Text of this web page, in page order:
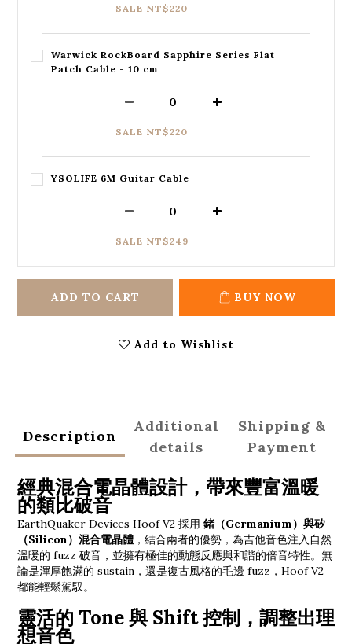
SALE NT$220
Warwick RockBoard Sapphire Series Flat
Patch Cable - 10 cm
SALE NT$220
YSOLIFE 6M Guitar Cable
SALE NT$249
ADD TO CART BUY NOW
Add to Wishlist
Description
Additional
details
Shipping &
Payment
經典混合電晶體設計，帶來豐富溫暖
的類比破音
EarthQuaker Devices Hoof V2 採用 鍺（Germanium）與矽
（Silicon）混合電晶體 ，結合兩者的優勢，為吉他音色注入自然
溫暖的 fuzz 破音，並擁有極佳的動態反應與和諧的倍音特性。無
論是渾厚飽滿的 sustain，還是復古風格的毛邊 fuzz，Hoof V2
都能輕鬆駕馭。
靈活的 Tone 與 Shift 控制，調整出理
想音色